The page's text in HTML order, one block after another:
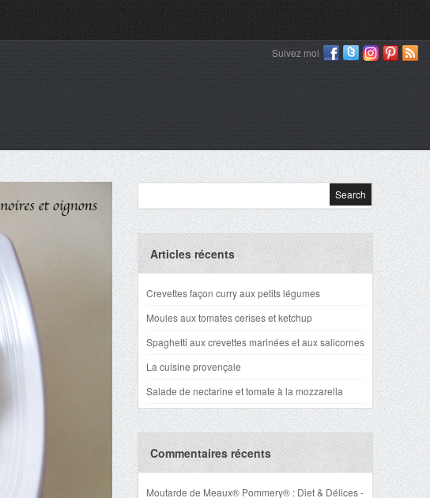
Suivez moi
Articles récents
Crevettes façon curry aux petits légumes
Moules aux tomates cerises et ketchup
Spaghetti aux crevettes marinées et aux salicornes
La cuisine provençale
Salade de nectarine et tomate à la mozzarella
Commentaires récents
Moutarde de Meaux® Pommery® : Diet & Délices -